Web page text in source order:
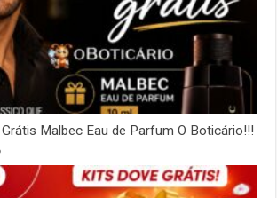
Malbec Eau de Parfum O Boticário!!!